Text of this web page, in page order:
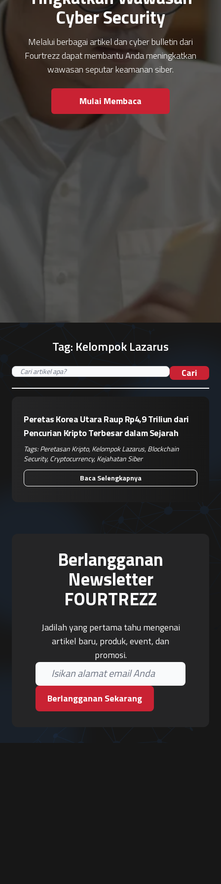
Cyber Security
Melalui berbagai artikel dan cyber bulletin dari
Fourtrezz dapat membantu Anda meningkatkan
wawasan seputar keamanan siber.
Mulai Membaca
Tag: Kelompok Lazarus
Cari
Peretas Korea Utara Raup Rp4,9 Triliun dari
Pencurian Kripto Terbesar dalam Sejarah
Tags:Peretasan Kripto,Kelompok Lazarus,Blockchain
Security,Cryptocurrency,Kejahatan Siber
Baca Selengkapnya
Berlangganan
Newsletter
FOURTREZZ
Jadilah yang pertama tahu mengenai
artikel baru, produk, event, dan
promosi.
Berlangganan Sekarang